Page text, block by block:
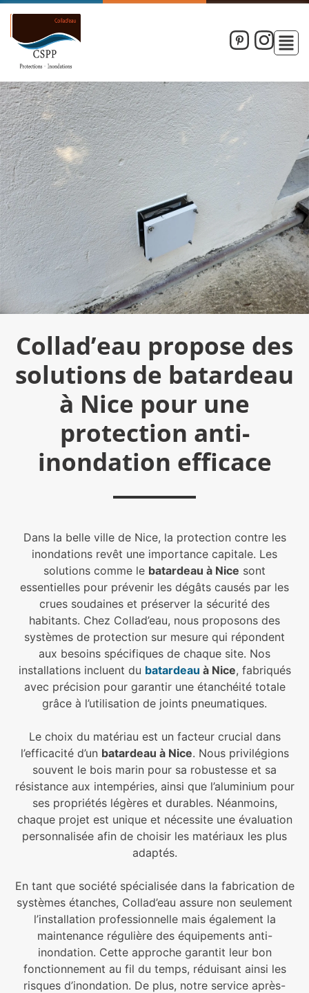
Collad’eau propose des
solutions de batardeau
à Nice pour une
protection anti-
inondation efficace
Dans la belle ville de Nice, la protection contre les
inondations revêt une importance capitale. Les
solutions comme le batardeau à Nice sont
essentielles pour prévenir les dégâts causés par les
crues soudaines et préserver la sécurité des
habitants. Chez Collad’eau, nous proposons des
systèmes de protection sur mesure qui répondent
aux besoins spécifiques de chaque site. Nos
installations incluent du batardeau à Nice, fabriqués
avec précision pour garantir une étanchéité totale
grâce à l’utilisation de joints pneumatiques.
Le choix du matériau est un facteur crucial dans
l’efficacité d’un batardeau à Nice. Nous privilégions
souvent le bois marin pour sa robustesse et sa
résistance aux intempéries, ainsi que l’aluminium pour
ses propriétés légères et durables. Néanmoins,
chaque projet est unique et nécessite une évaluation
personnalisée afin de choisir les matériaux les plus
adaptés.
En tant que société spécialisée dans la fabrication de
systèmes étanches, Collad’eau assure non seulement
l’installation professionnelle mais également la
maintenance régulière des équipements anti-
inondation. Cette approche garantit leur bon
fonctionnement au fil du temps, réduisant ainsi les
risques d’inondation. De plus, notre service après-